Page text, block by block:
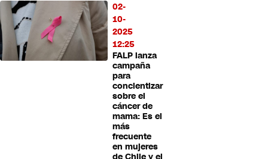
02-
10-
2025
12:25
FALP lanza
campaña
para
concientizar
sobre el
cáncer de
mama: Es el
más
frecuente
en mujeres